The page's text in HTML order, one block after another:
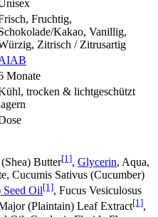
Fruchtig,
Kakao, Vanillig,
Zitrisch / Zitrusartig
Monate
trocken & lichtgeschützt
Butter[1], Glycerin, Aqua,
Cucumis Sativus (Cucumber)
Seed Oil[1], Fucus Vesiculosus
(Plaintain) Leaf Extract[1],